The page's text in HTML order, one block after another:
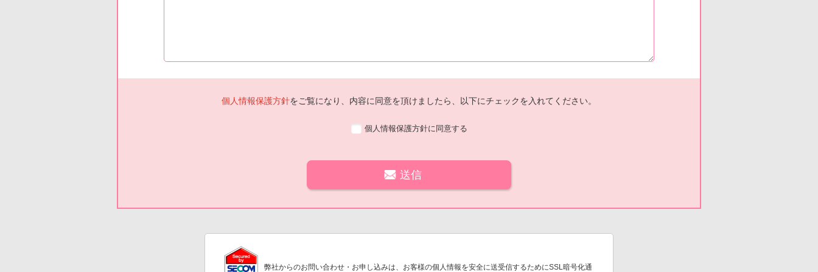
個人情報保護方針をご覧になり、内容に同意を頂けましたら、以下にチェックを入れてください。
個人情報保護方針に同意する
弊社からのお問い合わせ・お申し込みは、お客様の個人情報を安全に送受信するためにSSL暗号化通